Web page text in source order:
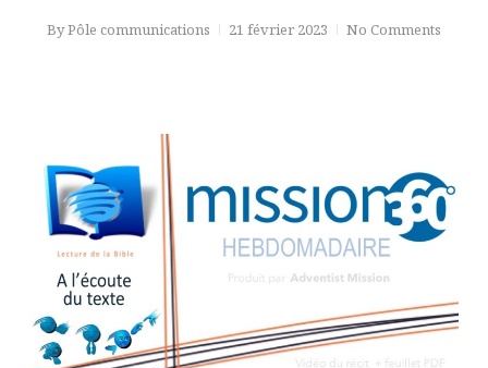
ByPôle communications 21 février 2023 No Comments